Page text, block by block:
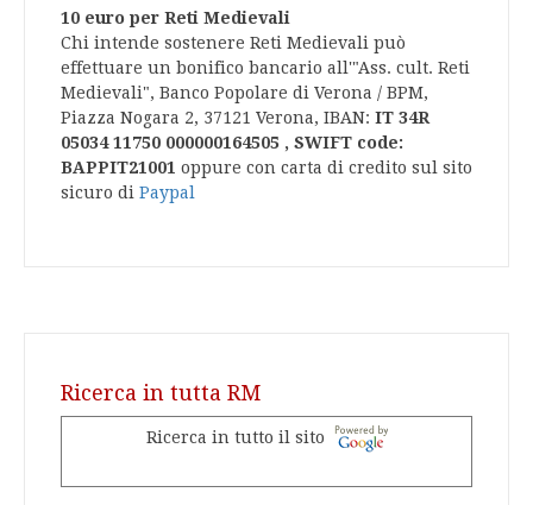
10 euro per Reti Medievali
Chi intende sostenere Reti Medievali può
effettuare un bonifico bancario all'"Ass. cult. Reti
Medievali", Banco Popolare di Verona / BPM,
Piazza Nogara 2, 37121 Verona, IBAN: IT 34R
05034 11750 000000164505 , SWIFT code:
BAPPIT21001 oppure con carta di credito sul sito
sicuro di Paypal
Ricerca in tutta RM
Ricerca in tutto il sito